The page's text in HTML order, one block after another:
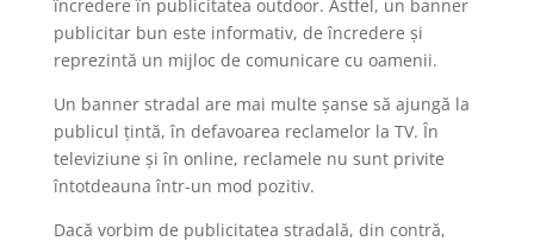
încredere în publicitatea outdoor. Astfel, un banner
publicitar bun este informativ, de încredere și
reprezintă un mijloc de comunicare cu oamenii.
Un banner stradal are mai multe șanse să ajungă la
publicul țintă, în defavoarea reclamelor la TV. În
televiziune și în online, reclamele nu sunt privite
întotdeauna într-un mod pozitiv.
Dacă vorbim de publicitatea stradală, din contră,